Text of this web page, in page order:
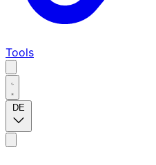
Tools
DE